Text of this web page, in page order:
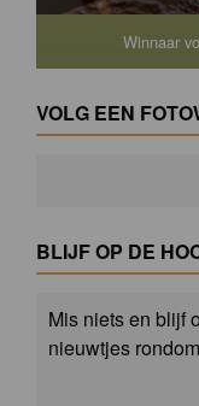
Winnaar
VOLG EEN
BLIJF OP DE
Mis niets en blijf
nieuwtjes